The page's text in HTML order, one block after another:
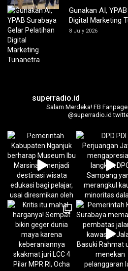
Gunakan AI,
Digital Marketing
8 July 2026
superradio.id
Salam Merdeka! FB
@superradio.id